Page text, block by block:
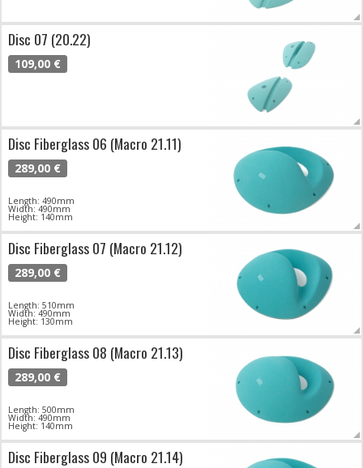
Disc 07 (20.22)
109,00 €
Disc Fiberglass 06 (Macro 21.11)
289,00 €
Length: 490mm
Width: 490mm
Height: 140mm
Disc Fiberglass 07 (Macro 21.12)
289,00 €
Length: 510mm
Width: 490mm
Height: 130mm
Disc Fiberglass 08 (Macro 21.13)
289,00 €
Length: 500mm
Width: 490mm
Height: 140mm
Disc Fiberglass 09 (Macro 21.14)